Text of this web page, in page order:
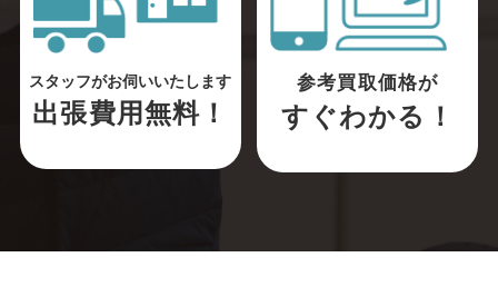
スタッフがお伺いいたします
出張費用無料！
参考買取価格が
すぐわかる！